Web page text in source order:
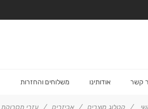
קשר אודותינו משלוחים והחזרות
/ קטלוג מוצרים / אביזרים / עזרי תסרוקת